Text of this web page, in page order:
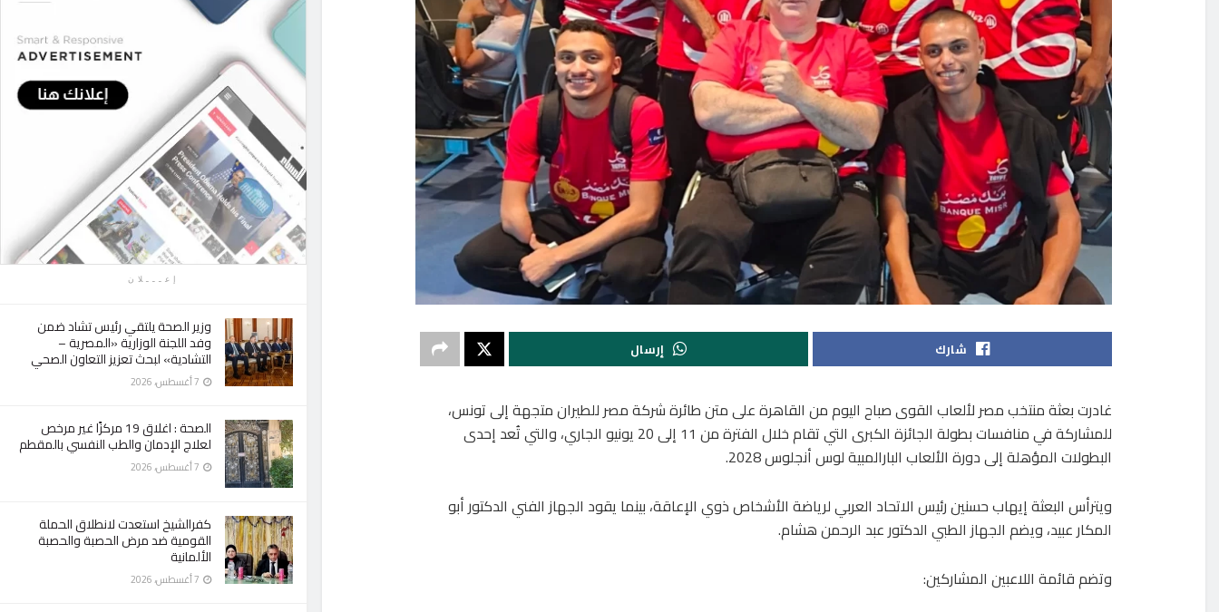
إعـــلان
وزير الصحة يلتقي رئيس تشاد ضمن
وفد اللجنة الوزارية «المصرية –
التشادية» لبحث تعزيز التعاون الصحي
الصحة : اغلاق 19 مركزًا غير مرخص
لعلاج الإدمان والطب النفسي بالمقطم
كفرالشيخ استعدت لانطلاق الحملة
القومية ضد مرض الحصبة والحصبة
الألمانية
شارك إرسال
غادرت بعثة منتخب مصر لألعاب القوى صباح اليوم من القاهرة على متن طائرة شركة مصر للطيران متجهة إلى تونس،
للمشاركة في منافسات بطولة الجائزة الكبرى التي تقام خلال الفترة من 11 إلى 20 يونيو الجاري، والتي تُعد إحدى
البطولات المؤهلة إلى دورة الألعاب البارالمبية لوس أنجلوس 2028.
ويترأس البعثة إيهاب حسنين رئيس الاتحاد العربي لرياضة الأشخاص ذوي الإعاقة، بينما يقود الجهاز الفني الدكتور أبو
المكار عبيد، ويضم الجهاز الطبي الدكتور عبد الرحمن هشام.
وتضم قائمة اللاعبين المشاركين: